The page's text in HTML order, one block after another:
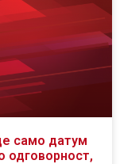
само датум
одговорност,